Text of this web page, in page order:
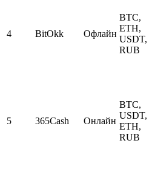
4 BitOkk Офлайн
BTC,
ETH,
USDT,
RUB
5 365Cash Онлайн
BTC,
USDT,
ETH,
RUB